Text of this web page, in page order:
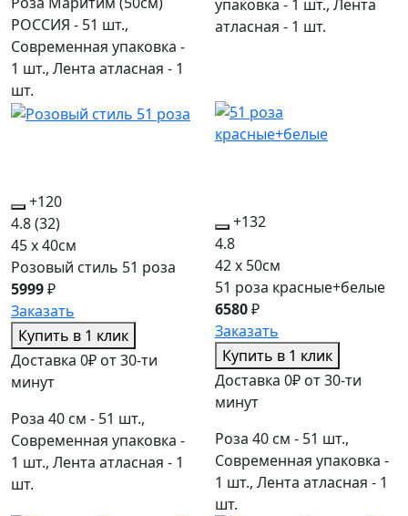
РОССИЯ - 51 шт.,
Современная упаковка -
1 шт., Лента атласная - 1
шт.
упаковка - 1 шт., Лента
атласная - 1 шт.
+120
4.8(32)
45 x 40см
Розовый стиль 51 роза
5999₽
Заказать
Купить в 1 клик
Доставка 0₽ от 30-ти
минут
Роза 40 см - 51 шт.,
Современная упаковка -
1 шт., Лента атласная - 1
шт.
+132
4.8
42 x 50см
51 роза красные+белые
6580₽
Заказать
Купить в 1 клик
Доставка 0₽ от 30-ти
минут
Роза 40 см - 51 шт.,
Современная упаковка -
1 шт., Лента атласная - 1
шт.